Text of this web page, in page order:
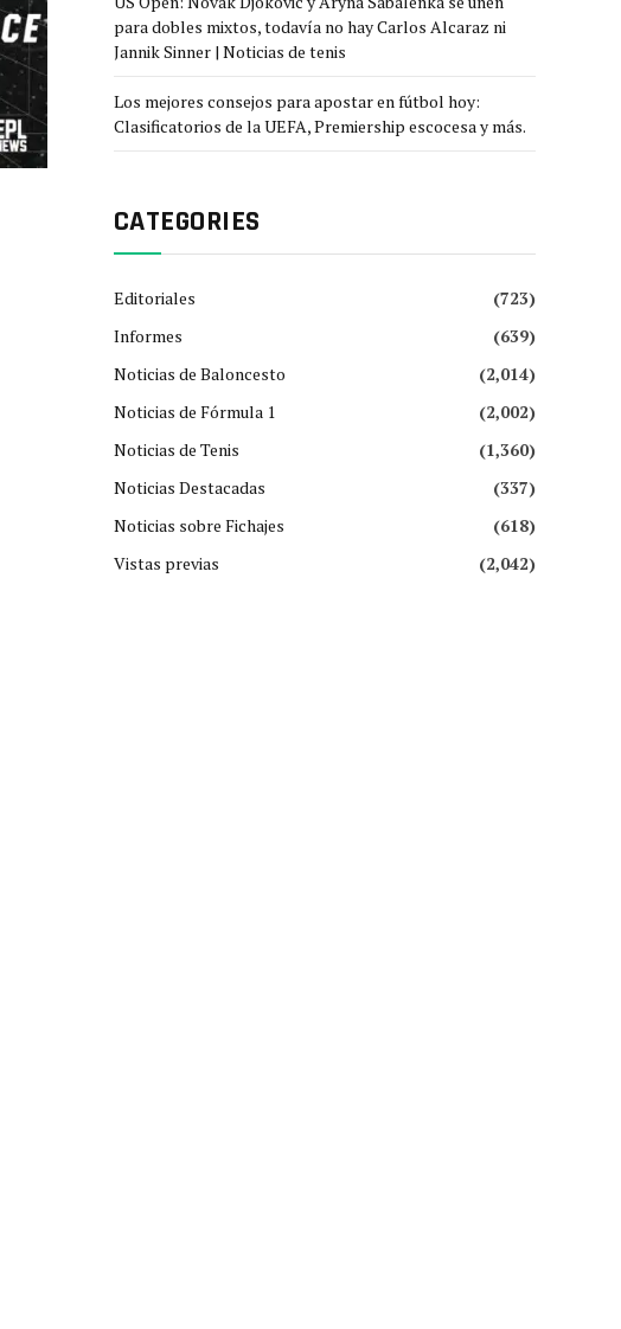
para dobles mixtos, todavía no hay Carlos Alcaraz ni
Jannik Sinner | Noticias de tenis
Los mejores consejos para apostar en fútbol hoy:
Clasificatorios de la UEFA, Premiership escocesa y más.
CATEGORIES
Editoriales
(723)
Informes
(639)
Noticias de Baloncesto
(2,014)
Noticias de Fórmula 1
(2,002)
Noticias de Tenis
(1,360)
Noticias Destacadas
(337)
Noticias sobre Fichajes
(618)
Vistas previas
(2,042)